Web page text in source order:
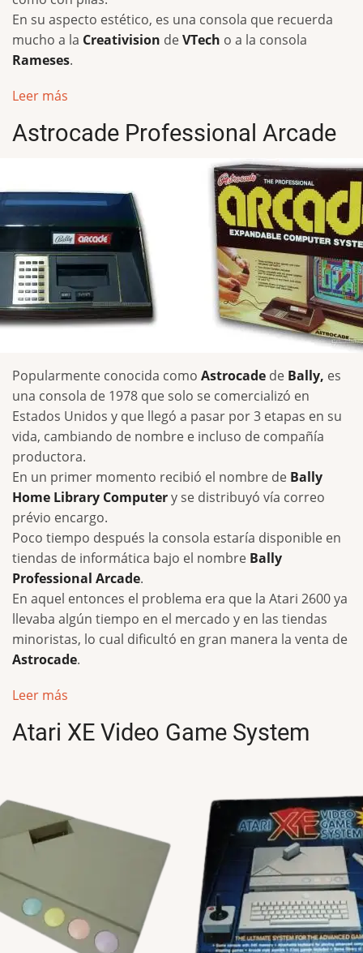
En su aspecto estético, es una consola que recuerda
mucho a la Creativision deVTech o a la consola
Rameses.
Leer más
Astrocade Professional Arcade
Popularmente conocida como Astrocade de Bally, es
una consola de 1978 que solo se comercializó en
Estados Unidos y que llegó a pasar por 3 etapas en su
vida, cambiando de nombre e incluso de compañía
productora.
En un primer momento recibió el nombre de Bally
Home Library Computery se distribuyó vía correo
prévio encargo.
Poco tiempo después la consola estaría disponible en
tiendas de informática bajo el nombre Bally
Professional Arcade.
En aquel entonces el problema era que la Atari 2600 ya
llevaba algún tiempo en el mercado y en las tiendas
minoristas, lo cual dificultó en gran manera la venta de
Astrocade.
Leer más
Atari XE Video Game System